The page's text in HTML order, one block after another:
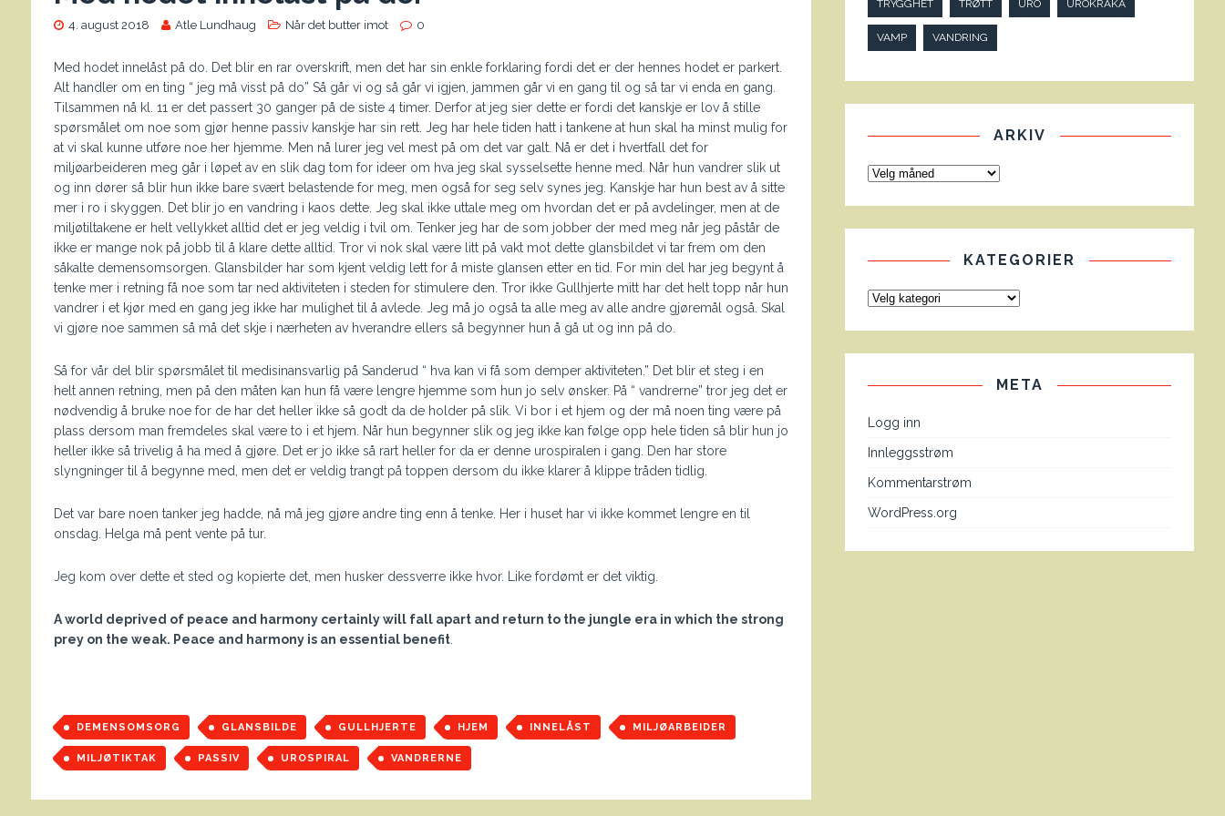
4. august 2018 Atle Lundhaug Når det butter imot 0
Med hodet innelåst på do. Det blir en rar overskrift, men det har sin enkle forklaring fordi det er der hennes hodet er parkert.
Alt handler om en ting “ jeg må visst på do” Så går vi og så går vi igjen, jammen går vi en gang til og så tar vi enda en gang.
Tilsammen nå kl. 11 er det passert 30 ganger på de siste 4 timer. Derfor at jeg sier dette er fordi det kanskje er lov å stille
spørsmålet om noe som gjør henne passiv kanskje har sin rett. Jeg har hele tiden hatt i tankene at hun skal ha minst mulig for
at vi skal kunne utføre noe her hjemme. Men nå lurer jeg vel mest på om det var galt. Nå er det i hvertfall det for
miljøarbeideren meg går i løpet av en slik dag tom for ideer om hva jeg skal sysselsette henne med. Når hun vandrer slik ut
og inn dører så blir hun ikke bare svært belastende for meg, men også for seg selv synes jeg. Kanskje har hun best av å sitte
mer i ro i skyggen. Det blir jo en vandring i kaos dette. Jeg skal ikke uttale meg om hvordan det er på avdelinger, men at de
miljøtiltakene er helt vellykket alltid det er jeg veldig i tvil om. Tenker jeg har de som jobber der med meg når jeg påstår de
ikke er mange nok på jobb til å klare dette alltid. Tror vi nok skal være litt på vakt mot dette glansbildet vi tar frem om den
såkalte demensomsorgen. Glansbilder har som kjent veldig lett for å miste glansen etter en tid. For min del har jeg begynt å
tenke mer i retning få noe som tar ned aktiviteten i steden for stimulere den. Tror ikke Gullhjerte mitt har det helt topp når hun
vandrer i et kjør med en gang jeg ikke har mulighet til å avlede. Jeg må jo også ta alle meg av alle andre gjøremål også. Skal
vi gjøre noe sammen så må det skje i nærheten av hverandre ellers så begynner hun å gå ut og inn på do.
Så for vår del blir spørsmålet til medisinansvarlig på Sanderud “ hva kan vi få som demper aktiviteten.” Det blir et steg i en
helt annen retning, men på den måten kan hun få være lengre hjemme som hun jo selv ønsker. På “ vandrerne” tror jeg det er
nødvendig å bruke noe for de har det heller ikke så godt da de holder på slik. Vi bor i et hjem og der må noen ting være på
plass dersom man fremdeles skal være to i et hjem. Når hun begynner slik og jeg ikke kan følge opp hele tiden så blir hun jo
heller ikke så trivelig å ha med å gjøre. Det er jo ikke så rart heller for da er denne urospiralen i gang. Den har store
slyngninger til å begynne med, men det er veldig trangt på toppen dersom du ikke klarer å klippe tråden tidlig.
Det var bare noen tanker jeg hadde, nå må jeg gjøre andre ting enn å tenke. Her i huset har vi ikke kommet lengre en til
onsdag. Helga må pent vente på tur.
Jeg kom over dette et sted og kopierte det, men husker dessverre ikke hvor. Like fordømt er det viktig.
A world deprived of peace and harmony certainly will fall apart and return to the jungle era in which the strong
prey on the weak. Peace and harmony is an essential benefit.
DEMENSOMSORG GLANSBILDE GULLHJERTE HJEM INNELÅST MILJØARBEIDER
MILJØTIKTAK PASSIV UROSPIRAL VANDRERNE
TRYGGHET TRØTT URO UROKRÅKA
VAMP VANDRING
ARKIV
KATEGORIER
META
Logg inn
Innleggsstrøm
Kommentarstrøm
WordPress.org